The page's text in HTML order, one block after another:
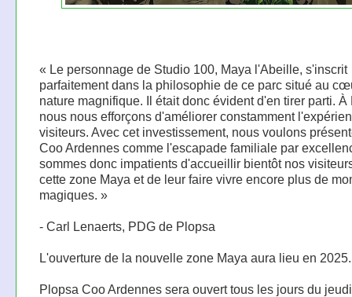
« Le personnage de Studio 100, Maya l'Abeille, s'inscrit
parfaitement dans la philosophie de ce parc situé au
nature magnifique. Il était donc évident d'en tirer parti. À
nous nous efforçons d'améliorer constamment
visiteurs. Avec cet investissement, nous voulons
Coo Ardennes comme l'escapade familiale par
sommes donc impatients d'accueillir bientôt nos
cette zone Maya et de leur faire vivre encore plus de
magiques. »
- Carl Lenaerts, PDG de Plopsa
L'ouverture de la nouvelle zone Maya aura lieu en 2025.
Plopsa Coo Ardennes sera ouvert tous les jours du